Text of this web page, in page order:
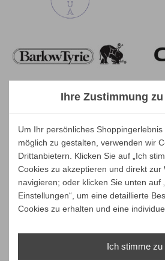
Ihre Zustimmung
Um Ihr persönliches
möglich zu gestalten, verwenden wir
Drittanbietern. Klicken Sie auf „Ich
Cookies zu akzeptieren und direkt zur
navigieren; oder klicken Sie unten auf
Einstellungen“, um eine detaillierte
Cookies zu erhalten und eine
Ich stimme zu